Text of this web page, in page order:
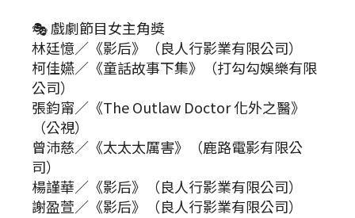
🎭 戲劇節目女主角獎
林廷憶／《影后》（良人行影業有限公司）
柯佳嬿／《童話故事下集》（打勾勾娛樂有限
公司）
張鈞甯／《The Outlaw Doctor 化外之醫》
（公視）
曾沛慈／《太太太厲害》（鹿路電影有限公
司）
楊謹華／《影后》（良人行影業有限公司）
謝盈萱／《影后》（良人行影業有限公司）